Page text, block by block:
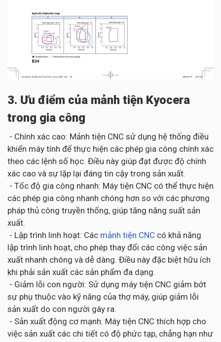
3. Ưu điểm của mảnh tiện Kyocera
trong gia công
- Chính xác cao: Mảnh tiện CNC sử dụng hệ thống điều
khiển máy tính để thực hiện các phép gia công chính xác
theo các lệnh số học. Điều này giúp đạt được độ chính
xác cao và sự lặp lại đáng tin cậy trong sản xuất.
- Tốc độ gia công nhanh: Máy tiện CNC có thể thực hiện
các phép gia công nhanh chóng hơn so với các phương
pháp thủ công truyền thống, giúp tăng năng suất sản
xuất.
- Lập trình linh hoạt: Các mảnh tiện CNC có khả năng
lập trình linh hoạt, cho phép thay đổi các công việc sản
xuất nhanh chóng và dễ dàng. Điều này đặc biệt hữu ích
khi phải sản xuất các sản phẩm đa dạng.
- Giảm lỗi con người: Sử dụng máy tiện CNC giảm bớt
sự phụ thuộc vào kỹ năng của thợ máy, giúp giảm lỗi
sản xuất do con người gây ra.
- Sản xuất động cơ mạnh: Máy tiện CNC thích hợp cho
việc sản xuất các chi tiết có độ phức tạp, chẳng hạn như